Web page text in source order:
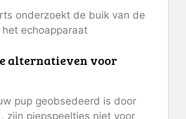
alternatieven voor
pup geobsedeerd is door
zijn piepspeeltjes niet voor